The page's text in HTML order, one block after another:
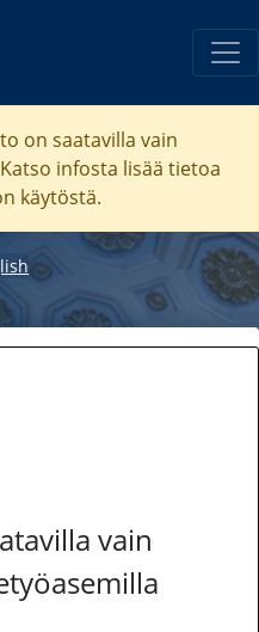
on saatavilla vain
infosta lisää tietoa
käytöstä.
vain